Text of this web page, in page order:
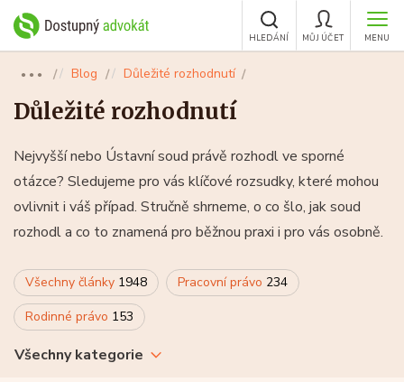
MENU
MŮJ ÚČET
HLEDÁNÍ
●●● Blog Důležité rozhodnutí
Důležité rozhodnutí
Nejvyšší nebo Ústavní soud právě rozhodl ve sporné
otázce? Sledujeme pro vás klíčové rozsudky, které mohou
ovlivnit i váš případ. Stručně shrneme, o co šlo, jak soud
rozhodl a co to znamená pro běžnou praxi i pro vás osobně.
Všechny články 1948 Pracovní právo 234
Rodinné právo 153
Všechny kategorie